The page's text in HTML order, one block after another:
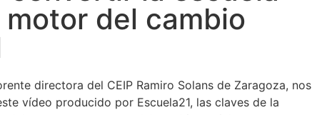
motor del cambio
directora del CEIP Ramiro Solans de Zaragoza, nos
vídeo producido por Escuela21, las claves de la